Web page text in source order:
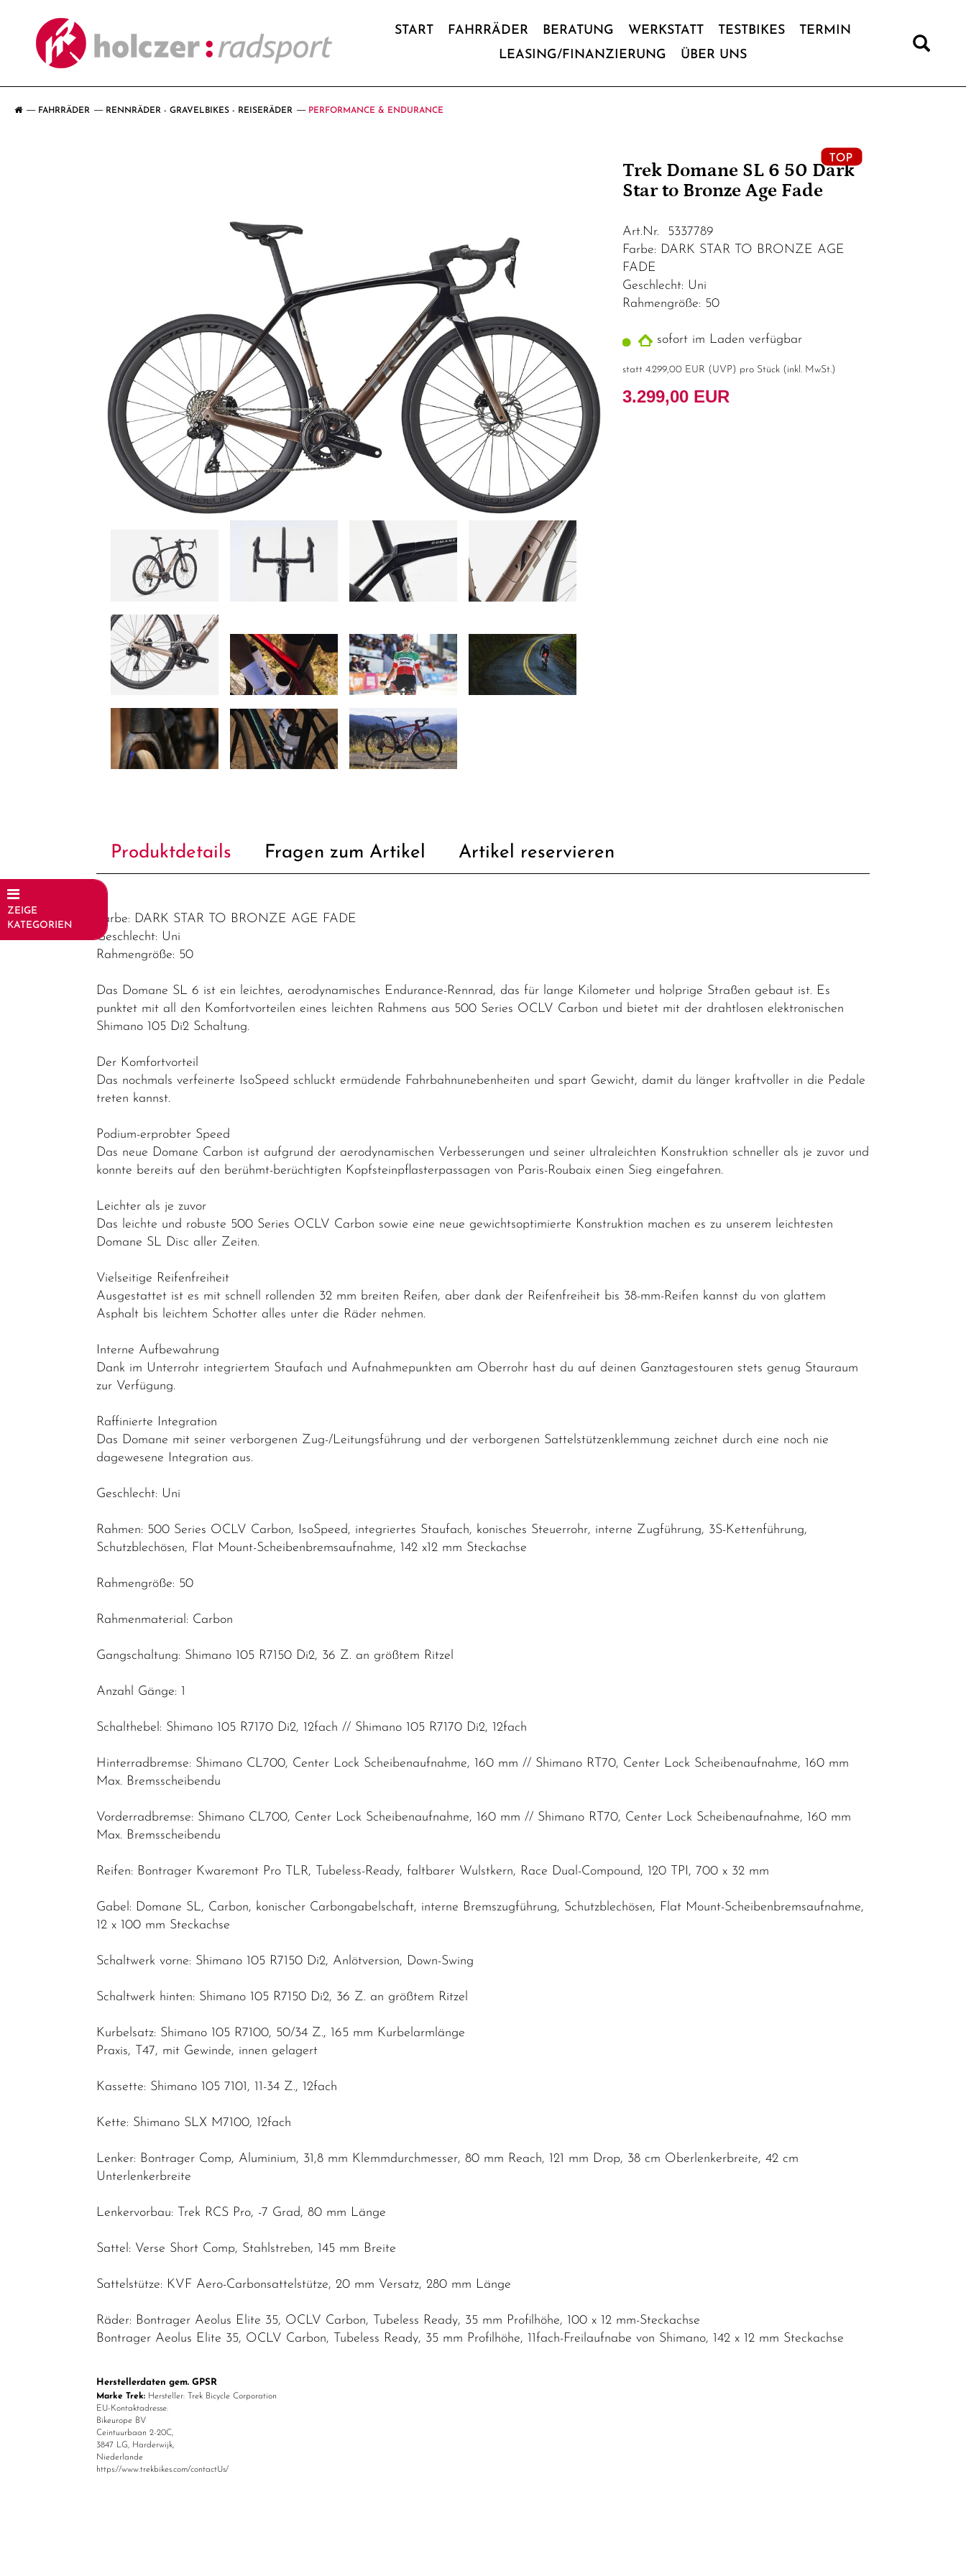
START FAHRRÄDER BERATUNG WERKSTATT TESTBIKES
TERMIN
LEASING/FINANZIERUNG
ÜBER UNS
FAHRRÄDER RENNRÄDER - GRAVELBIKES - REISERÄDER PERFORMANCE & ENDURANCE
ZEIGE
KATEGORIEN
Mountainbikes
Trek Domane SL 6 50 Dark
Star to Bronze Age Fade
Art.Nr. 5337789
Farbe: DARK STAR TO BRONZE AGE
FADE
Geschlecht: Uni
Rahmengröße: 50
sofort im Laden verfügbar
statt4.299,00 EUR ( UVP ) pro Stück (inkl. MwSt.)
3.299,00 EUR
Produktdetails Fragen zum Artikel Artikel reservieren
Farbe: DARK STAR TO BRONZE AGE FADE
Geschlecht: Uni
Rahmengröße: 50
Das Domane SL 6 ist ein leichtes, aerodynamisches Endurance-Rennrad, das für lange Kilometer und holprige Straßen gebaut ist. Es
punktet mit all den Komfortvorteilen eines leichten Rahmens aus 500 Series OCLV Carbon und bietet mit der drahtlosen elektronischen
Shimano 105 Di2 Schaltung.
Der Komfortvorteil
Das nochmals verfeinerte IsoSpeed schluckt ermüdende Fahrbahnunebenheiten und spart Gewicht, damit du länger kraftvoller in die Pedale
treten kannst.
Podium-erprobter Speed
Das neue Domane Carbon ist aufgrund der aerodynamischen Verbesserungen und seiner ultraleichten Konstruktion schneller als je zuvor und
konnte bereits auf den berühmt-berüchtigten Kopfsteinpflasterpassagen von Paris-Roubaix einen Sieg eingefahren.
Leichter als je zuvor
Das leichte und robuste 500 Series OCLV Carbon sowie eine neue gewichtsoptimierte Konstruktion machen es zu unserem leichtesten
Domane SL Disc aller Zeiten.
Vielseitige Reifenfreiheit
Ausgestattet ist es mit schnell rollenden 32 mm breiten Reifen, aber dank der Reifenfreiheit bis 38-mm-Reifen kannst du von glattem
Asphalt bis leichtem Schotter alles unter die Räder nehmen.
Interne Aufbewahrung
Dank im Unterrohr integriertem Staufach und Aufnahmepunkten am Oberrohr hast du auf deinen Ganztagestouren stets genug Stauraum
zur Verfügung.
Raffinierte Integration
Das Domane mit seiner verborgenen Zug-/Leitungsführung und der verborgenen Sattelstützenklemmung zeichnet durch eine noch nie
dagewesene Integration aus.
Geschlecht: Uni
Rahmen: 500 Series OCLV Carbon, IsoSpeed, integriertes Staufach, konisches Steuerrohr, interne Zugführung, 3S-Kettenführung,
Schutzblechösen, Flat Mount-Scheibenbremsaufnahme, 142 x12 mm Steckachse
Rahmengröße: 50
Rahmenmaterial: Carbon
Gangschaltung: Shimano 105 R7150 Di2, 36 Z. an größtem Ritzel
Anzahl Gänge: 1
Schalthebel: Shimano 105 R7170 Di2, 12fach // Shimano 105 R7170 Di2, 12fach
Hinterradbremse: Shimano CL700, Center Lock Scheibenaufnahme, 160 mm // Shimano RT70, Center Lock Scheibenaufnahme, 160 mm
Max. Bremsscheibendu
Vorderradbremse: Shimano CL700, Center Lock Scheibenaufnahme, 160 mm // Shimano RT70, Center Lock Scheibenaufnahme, 160 mm
Max. Bremsscheibendu
Reifen: Bontrager Kwaremont Pro TLR, Tubeless-Ready, faltbarer Wulstkern, Race Dual-Compound, 120 TPI, 700 x 32 mm
Gabel: Domane SL, Carbon, konischer Carbongabelschaft, interne Bremszugführung, Schutzblechösen, Flat Mount-Scheibenbremsaufnahme,
12 x 100 mm Steckachse
Schaltwerk vorne: Shimano 105 R7150 Di2, Anlötversion, Down-Swing
Schaltwerk hinten: Shimano 105 R7150 Di2, 36 Z. an größtem Ritzel
Kurbelsatz: Shimano 105 R7100, 50/34 Z., 165 mm Kurbelarmlänge
Praxis, T47, mit Gewinde, innen gelagert
Kassette: Shimano 105 7101, 11-34 Z., 12fach
Kette: Shimano SLX M7100, 12fach
Lenker: Bontrager Comp, Aluminium, 31,8 mm Klemmdurchmesser, 80 mm Reach, 121 mm Drop, 38 cm Oberlenkerbreite, 42 cm
Unterlenkerbreite
Lenkervorbau: Trek RCS Pro, -7 Grad, 80 mm Länge
Sattel: Verse Short Comp, Stahlstreben, 145 mm Breite
Sattelstütze: KVF Aero-Carbonsattelstütze, 20 mm Versatz, 280 mm Länge
Räder: Bontrager Aeolus Elite 35, OCLV Carbon, Tubeless Ready, 35 mm Profilhöhe, 100 x 12 mm-Steckachse
Bontrager Aeolus Elite 35, OCLV Carbon, Tubeless Ready, 35 mm Profilhöhe, 11fach-Freilaufnabe von Shimano, 142 x 12 mm Steckachse
Herstellerdaten gem. GPSR
Marke Trek: Hersteller: Trek Bicycle Corporation
EU-Kontaktadresse:
Bikeurope BV
Ceintuurbaan 2-20C,
3847 LG, Harderwijk,
Niederlande
https://www.trekbikes.com/contactUs/